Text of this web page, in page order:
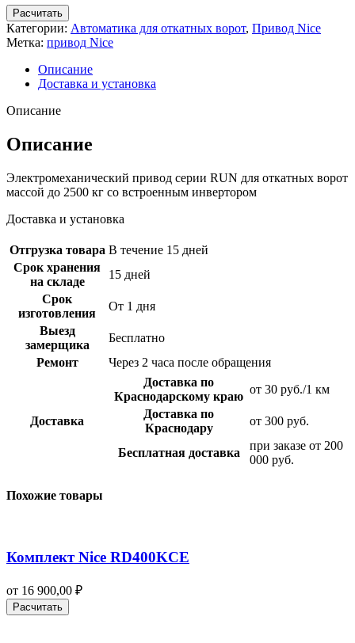
Расчитать
Категории: Автоматика для откатных ворот, Привод Nice
Метка: привод Nice
Описание
Доставка и установка
Описание
Описание
Электромеханический привод серии RUN для откатных ворот
массой до 2500 кг со встроенным инвертором
Доставка и установка
Отгрузка товара В течение 15 дней
Срок хранения
на складе
15 дней
Срок
изготовления
От 1 дня
Выезд
замерщика
Бесплатно
Ремонт
Через 2 часа после обращения
Доставка
Доставка по
Краснодарскому краю
от 30 руб./1 км
Доставка по
Краснодару
от 300 руб.
Бесплатная доставка
при заказе от 200
000 руб.
Похожие товары
Комплект Nice RD400KCE
от 16 900,00 ₽
Расчитать